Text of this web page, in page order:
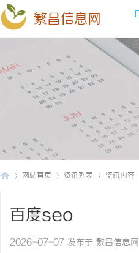
繁昌信息网
网站首页 资讯列表 资讯内容
百度seo
2026-07-07 发布于 繁昌信息网